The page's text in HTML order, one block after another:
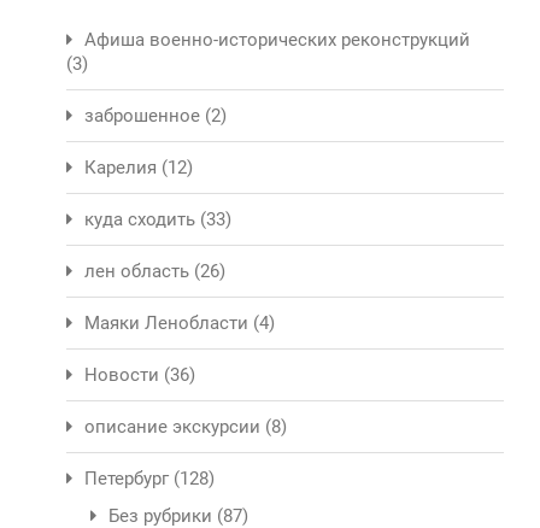
Афиша военно-исторических реконструкций
(3)
заброшенное (2)
Карелия (12)
куда сходить (33)
лен область (26)
Маяки Ленобласти (4)
Новости (36)
описание экскурсии (8)
Петербург (128)
Без рубрики (87)